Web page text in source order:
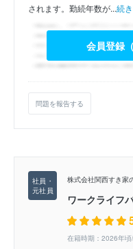
されます。勤続年数が...続
会員登録
問題を報告する
株式会社関西すき家
ワークライフ
在籍時期：2026年